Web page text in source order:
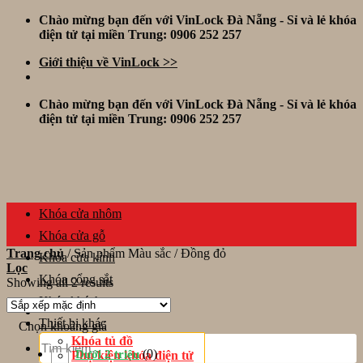
Skip
Chào mừng bạn đến với VinLock Đà Nẵng - Sỉ và lẻ khóa
điện tử tại miền Trung: 0906 252 257
Giới thiệu về VinLock >>
Chào mừng bạn đến với VinLock Đà Nẵng - Sỉ và lẻ khóa
điện tử tại miền Trung: 0906 252 257
Tìm
kiếm:
Khóa cửa nhôm
Khóa cửa gỗ
Khóa cửa kính
Khóa cổng sắt
Khóa khách sạn
Thiết bị khác
Khóa tủ đồ
Phụ kiện khóa điện tử
Trang chủ /Sản phẩm Màu sắc /Đồng đỏ
Lọc
Showing all 2 results
Chọn khoảng giá
Dưới 2 triệu (0)